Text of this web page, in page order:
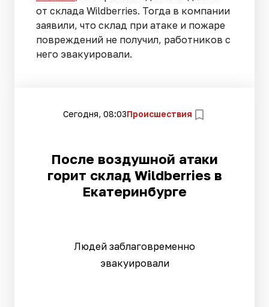
от склада Wildberries. Тогда в компании
заявили, что склад при атаке и пожаре
повреждений не получил, работников с
него эвакуировали.
Сегодня, 08:03Происшествия
После воздушной атаки
горит склад Wildberries в
Екатеринбурге
Людей заблаговременно
эвакуировали